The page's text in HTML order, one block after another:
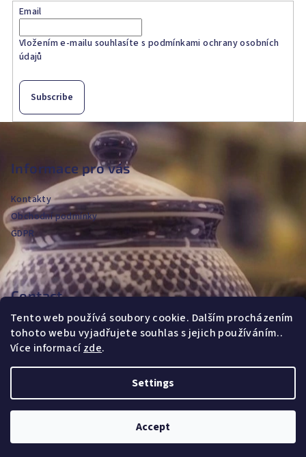
Tento web používá soubory cookie. Dalším procházením
tohoto webu vyjadřujete souhlas s jejich používáním..
Více informacízde.
Settings
Accept
Email
Vložením e-mailu souhlasíte s podmínkami ochrany osobních
údajů
Subscribe
F
e
r
Informace pro vás
Kontakty
Obchodní podmínky
GDPR
Contact
jvanya
fajans.cz
+420604720590
Created by Shoptet